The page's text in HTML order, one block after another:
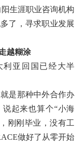
阳生涯职业咨询机构
了，寻求职业发展
越糊涂
利亚回国已经大半
是那种中外合作办
起来也算个“小海
刚刚毕业，没有工
做好了从零开始